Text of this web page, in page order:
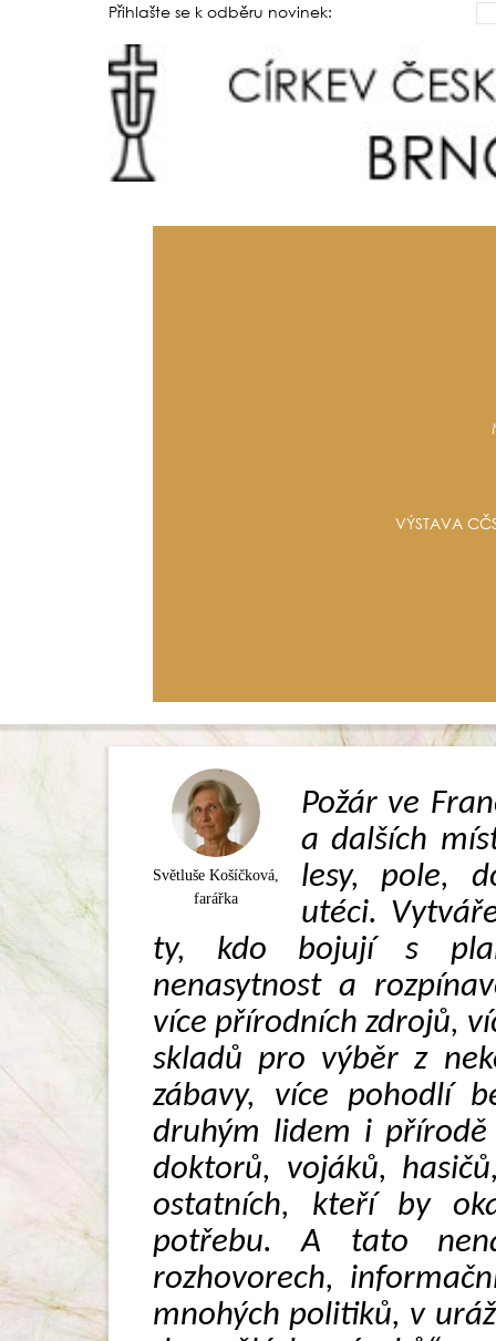
Přihlašte se k odběru novinek:
VÝSTAVA
Světluše Košíčková,
farářka
Požár ve
a dalších
lesy, pole,
utéci.
ty, kdo bojují s
nenasytnost a
více přírodních zdrojů,
skladů pro výběr z
zábavy, více pohodlí
druhým lidem i přírodě
doktorů, vojáků,
ostatních, kteří by
potřebu. A tato
rozhovorech,
mnohých politiků, v